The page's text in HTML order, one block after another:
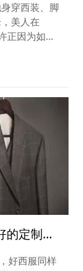
穿西装、脚
美人在
正因为如
社会某一部
定制西
好西服同样